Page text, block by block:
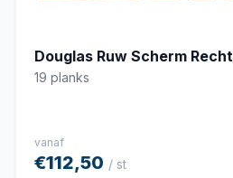
Douglas Ruw Scherm Recht
19 planks
vanaf
€112,50 / st